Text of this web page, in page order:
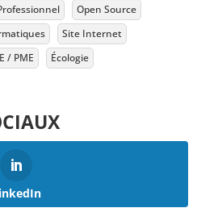
Open Source
Site Internet
/ PME Écologie